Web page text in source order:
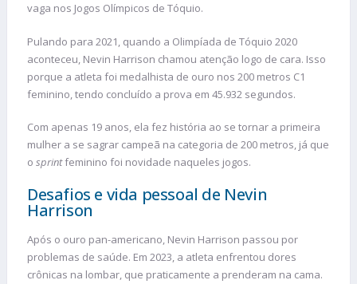
vaga nos Jogos Olímpicos de Tóquio.
Pulando para 2021, quando a Olimpíada de Tóquio 2020
aconteceu, Nevin Harrison chamou atenção logo de cara. Isso
porque a atleta foi medalhista de ouro nos 200 metros C1
feminino, tendo concluído a prova em 45.932 segundos.
Com apenas 19 anos, ela fez história ao se tornar a primeira
mulher a se sagrar campeã na categoria de 200 metros, já que
o sprintfeminino foi novidade naqueles jogos.
Desafios e vida pessoal de Nevin
Harrison
Após o ouro pan-americano, Nevin Harrison passou por
problemas de saúde. Em 2023, a atleta enfrentou dores
crônicas na lombar, que praticamente a prenderam na cama.